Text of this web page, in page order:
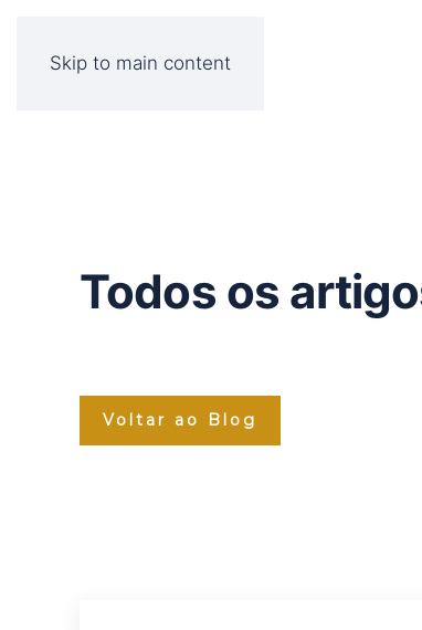
Skip to main content
Todos os
Voltar ao Blog